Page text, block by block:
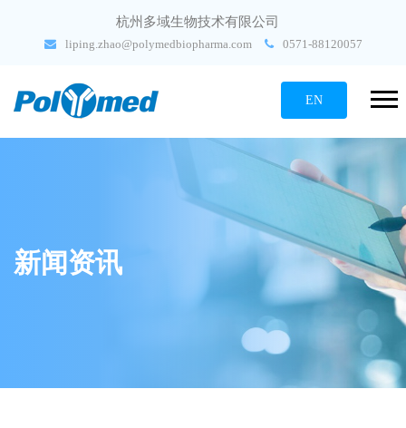
杭州多域生物技术有限公司
liping.zhao@polymedbiopharma.com 0571-88120057
EN
新闻资讯